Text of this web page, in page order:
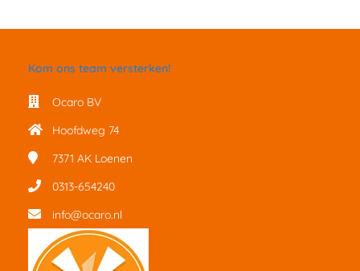
Kom ons team versterken!
Ocaro BV
Hoofdweg 74
7371 AK Loenen
0313-654240
info@ocaro.nl